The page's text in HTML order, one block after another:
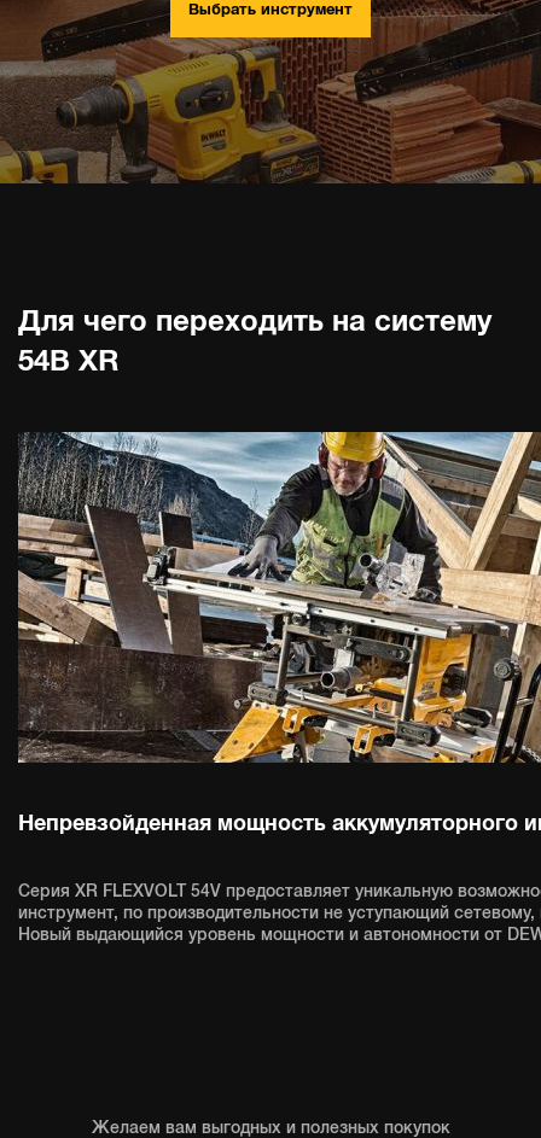
Выбрать инструмент
Для чего переходить на систему
54В XR
Непревзойденная мощность аккумуляторного
Серия XR FLEXVOLT 54V предоставляет уникальную
инструмент, по производительности не уступающий
Новый выдающийся уровень мощности и автономности от
Желаем вам выгодных и полезных покупок